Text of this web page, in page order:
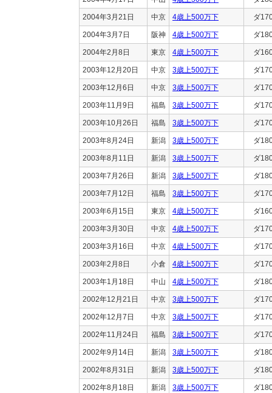
2004年3月21日 中京 4歳上500万下 ダ
2004年3月7日 阪神 4歳上500万下 ダ
2004年2月8日 東京 4歳上500万下 ダ
2003年12月20日 中京 3歳上500万下 ダ
2003年12月6日 中京 3歳上500万下 ダ
2003年11月9日 福島 3歳上500万下 ダ
2003年10月26日 福島 3歳上500万下 ダ
2003年8月24日 新潟 3歳上500万下 ダ
2003年8月11日 新潟 3歳上500万下 ダ
2003年7月26日 新潟 3歳上500万下 ダ
2003年7月12日 福島 3歳上500万下 ダ
2003年6月15日 東京 4歳上500万下 ダ
2003年3月30日 中京 4歳上500万下 ダ
2003年3月16日 中京 4歳上500万下 ダ
2003年2月8日 小倉 4歳上500万下 ダ
2003年1月18日 中山 4歳上500万下 ダ
2002年12月21日 中京 3歳上500万下 ダ
2002年12月7日 中京 3歳上500万下 ダ
2002年11月24日 福島 3歳上500万下 ダ
2002年9月14日 新潟 3歳上500万下 ダ
2002年8月31日 新潟 3歳上500万下 ダ
2002年8月18日 新潟 3歳上500万下 ダ